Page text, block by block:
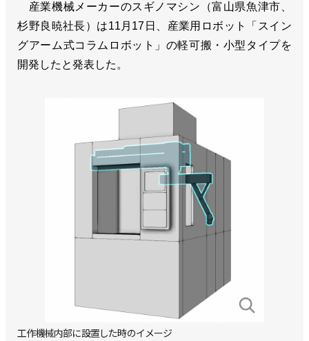
産業機械メーカーのスギノマシン（富山県魚津市、
杉野良暁社長）は11月17日、産業用ロボット「スイン
グアーム式コラムロボット」の軽可搬・小型タイプを
開発したと発表した。
工作機械内部に設置した時のイメージ